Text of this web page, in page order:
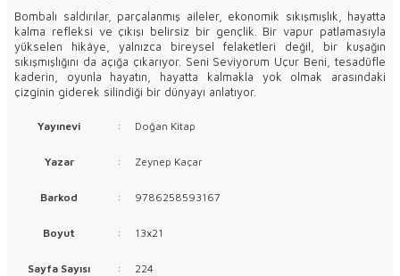
Bombalı saldırılar, parçalanmış aileler, ekonomik sıkışmışlık, hayatta
kalma refleksi ve çıkışı belirsiz bir gençlik. Bir vapur patlamasıyla
yükselen hikâye, yalnızca bireysel felaketleri değil, bir kuşağın
sıkışmışlığını da açığa çıkarıyor. Seni Seviyorum Uçur Beni, tesadüfle
kaderin, oyunla hayatın, hayatta kalmakla yok olmak arasındaki
çizginin giderek silindiği bir dünyayı anlatıyor.
Yayınevi : Doğan Kitap
Yazar : Zeynep Kaçar
Barkod : 9786258593167
Boyut : 13x21
Sayfa Sayısı : 224